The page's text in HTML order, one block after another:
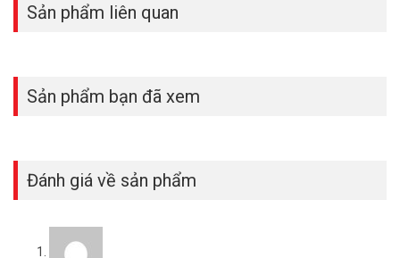
Sản phẩm liên quan
Sản phẩm bạn đã xem
Đánh giá về sản phẩm